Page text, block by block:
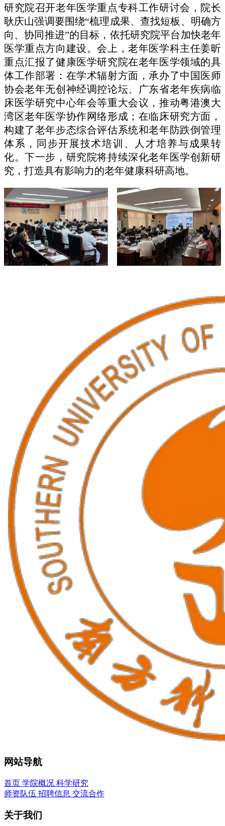
研究院召开老年医学重点专科工作研讨会，院长
耿庆山强调要围绕“梳理成果、查找短板、明确方
向、协同推进”的目标，依托研究院平台加快老年
医学重点方向建设。会上，老年医学科主任姜昕
重点汇报了健康医学研究院在老年医学领域的具
体工作部署：在学术辐射方面，承办了中国医师
协会老年无创神经调控论坛、广东省老年疾病临
床医学研究中心年会等重大会议，推动粤港澳大
湾区老年医学协作网络形成；在临床研究方面，
构建了老年步态综合评估系统和老年防跌倒管理
体系，同步开展技术培训、人才培养与成果转
化。下一步，研究院将持续深化老年医学创新研
究，打造具有影响力的老年健康科研高地。
网站导航
首页 学院概况 科学研究
师资队伍 招聘信息 交流合作
关于我们